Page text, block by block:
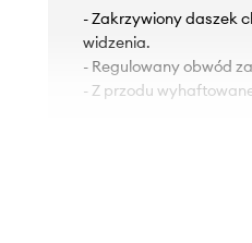
- Zakrzywiony daszek
widzenia.
- Regulowany obwód
- Z przodu